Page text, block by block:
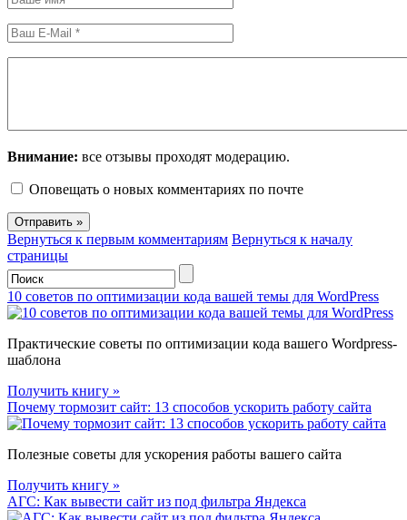
Внимание: все отзывы проходят модерацию.
Оповещать о новых комментариях по почте
Вернуться к первым комментариям Вернуться к началу
страницы
10 советов по оптимизации кода вашей темы для WordPress
Практические советы по оптимизации кода вашего Wordpress-
шаблона
Получить книгу »
Почему тормозит сайт: 13 способов ускорить работу сайта
Полезные советы для ускорения работы вашего сайта
Получить книгу »
АГС: Как вывести сайт из под фильтра Яндекса